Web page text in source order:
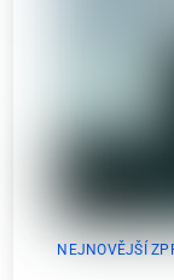
NEJNOVĚJŠÍ